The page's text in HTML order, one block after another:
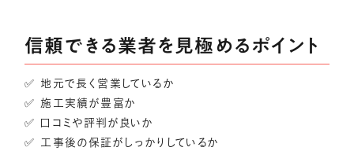
信頼できる業者を見極めるポイント
✅ 地元で長く営業しているか
✅ 施工実績が豊富か
✅ 口コミや評判が良いか
✅ 工事後の保証がしっかりしているか